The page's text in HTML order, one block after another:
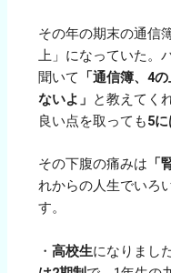
その年の期末の通信
上」になっていた。
聞いて
「通信簿、4
ないよ」 と教えてく
良い点を取っても5
その下腹の痛みは
れからの人生でいろ
す。
・高校生になりまし